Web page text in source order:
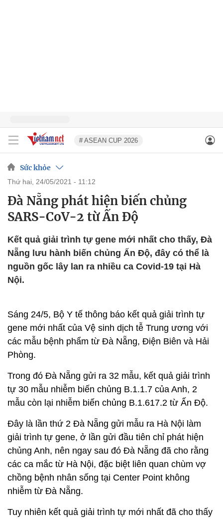
# ASEAN CUP 2026
Sức khỏe
thứ hai, 24/05/2021 - 11:12
Đà Nẵng phát hiện biến chủng
SARS-CoV-2 từ Ấn Độ
Kết quả giải trình tự gene mới nhất cho thấy, Đà
Nẵng lưu hành biến chủng Ấn Độ, đây có thể là
nguồn gốc lây lan ra nhiều ca Covid-19 tại Hà
Nội.
Sáng 24/5, Bộ Y tế thông báo kết quả giải trình tự
gene mới nhất của Vệ sinh dịch tễ Trung ương với
các mẫu bệnh phẩm từ Đà Nẵng, Điện Biên và Hải
Phòng.
Trong đó Đà Nẵng gửi ra 32 mẫu, kết quả giải trình
tự 30 mẫu nhiễm biến chủng B.1.1.7 của Anh, 2
mẫu còn lại nhiễm biến chủng B.1.617.2 từ Ấn Độ.
Đây là lần thứ 2 Đà Nẵng gửi mẫu ra Hà Nội làm
giải trình tự gene, ở lần gửi đầu tiên chỉ phát hiện
chủng Anh, nên ngay sau đó Đà Nẵng đã cho rằng
các ca mắc từ Hà Nội, đặc biệt liên quan chùm vợ
chồng bệnh nhân sống tại Center Point không
nhiễm từ Đà Nẵng.
Tuy nhiên kết quả giải trình tự mới nhất đã cho thấy